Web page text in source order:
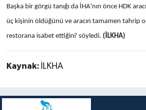
Başka bir görgü tanığı da İHA'nın önce HDK
üç kişinin öldüğünü ve aracın tamamen tahrip
restorana isabet ettiğini' söyledi. (İLKHA)
Kaynak: İLKHA